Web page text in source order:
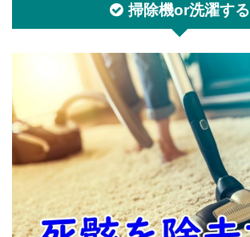
掃除機or洗濯する